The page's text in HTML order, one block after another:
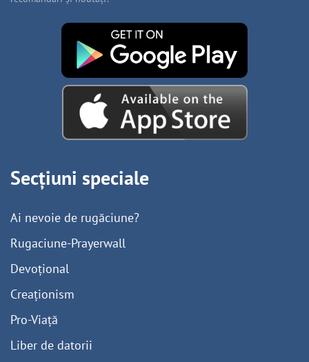
Secțiuni speciale
Ai nevoie de rugăciune?
Rugaciune-Prayerwall
Devoțional
Creaționism
Pro-Viață
Liber de datorii